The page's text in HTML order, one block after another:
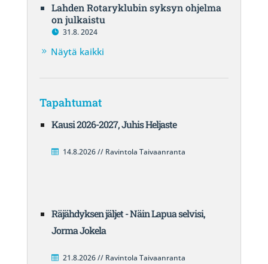
Lahden Rotaryklubin syksyn ohjelma
on julkaistu
31.8. 2024
Näytä kaikki
Tapahtumat
Kausi 2026-2027, Juhis Heljaste
14.8.2026 // Ravintola Taivaanranta
Räjähdyksen jäljet - Näin Lapua selvisi,
Jorma Jokela
21.8.2026 // Ravintola Taivaanranta